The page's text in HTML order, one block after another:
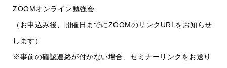
ZOOMオンライン勉強会
（お申込み後、開催日までにZOOMのリンクURLをお知らせ
します）
※事前の確認連絡が付かない場合、セミナーリンクをお送り